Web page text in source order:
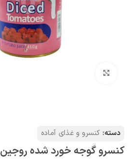
دسته: کنسرو و غذای آماده
کنسرو گوجه خورد شده روجین